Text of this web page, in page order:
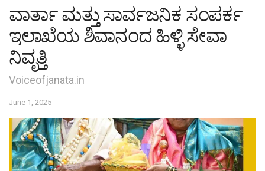
ವಾರ್ತಾ ಮತ್ತು ಸಾರ್ವಜನಿಕ ಸಂಪರ್ಕ
ಇಲಾಖೆಯ ಶಿವಾನಂದ ಹಿಳ್ಳಿ ಸೇವಾ
ನಿವೃತ್ತಿ
Voiceofjanata.in
June 1, 2025